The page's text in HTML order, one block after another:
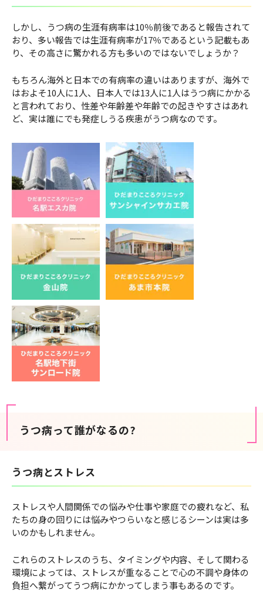
しかし、うつ病の生涯有病率は10％前後であると報告されて
おり、多い報告では生涯有病率が17％であるという記載もあ
り、その高さに驚かれる方も多いのではないでしょうか？
もちろん海外と日本での有病率の違いはありますが、海外で
はおよそ10人に1人、日本人では13人に1人はうつ病にかかる
と言われており、性差や年齢差や年齢での起きやすさはあれ
ど、実は誰にでも発症しうる疾患がうつ病なのです。
うつ病って誰がなるの?
うつ病とストレス
ストレスや人間関係での悩みや仕事や家庭での疲れなど、私
たちの身の回りには悩みやつらいなと感じるシーンは実は多
いのかもしれません。
これらのストレスのうち、タイミングや内容、そして関わる
環境によっては、ストレスが重なることで心の不調や身体の
負担へ繋がってうつ病にかかってしまう事もあるのです。